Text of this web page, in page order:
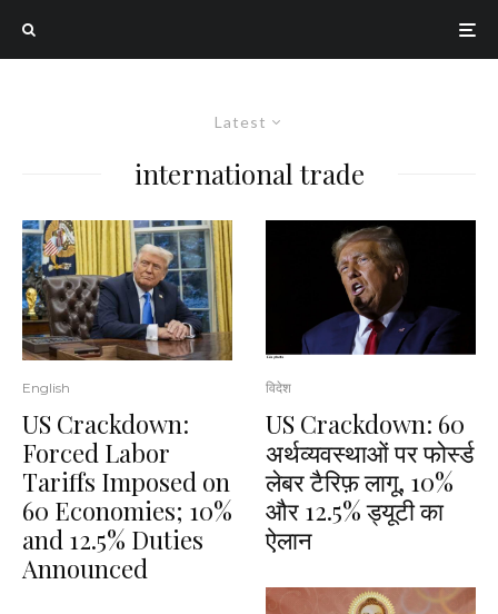
Latest
international trade
English
US Crackdown:
Forced Labor
Tariffs Imposed on
60 Economies; 10%
and 12.5% ​​Duties
Announced
विदेश
US Crackdown: 60
अर्थव्यवस्थाओं पर फोर्स्ड
लेबर टैरिफ़ लागू, 10%
और 12.5% ड्यूटी का
ऐलान